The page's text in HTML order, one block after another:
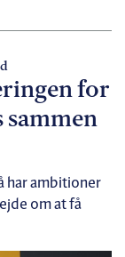
for
har ambitioner
om at få